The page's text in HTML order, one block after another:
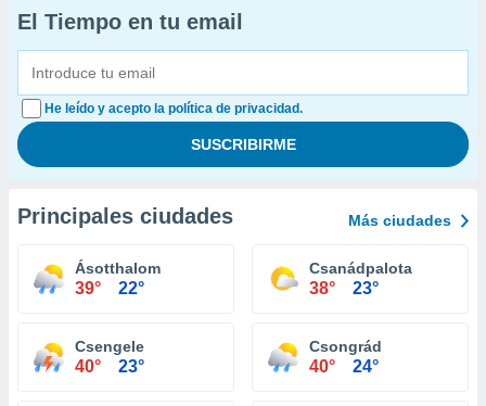
El Tiempo en tu email
He leído y acepto la política de privacidad.
Principales ciudades Más ciudades
Ásotthalom
39° 22°
Csanádpalota
38° 23°
Csengele
40° 23°
Csongrád
40° 24°